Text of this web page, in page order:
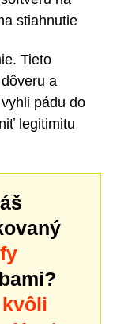
stiahnutie
Tieto
a
pádu do
legitimitu